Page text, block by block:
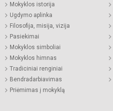
Mokyklos istorija
Ugdymo aplinka
Filosofija, misija, vizija
Pasiekimai
Mokyklos simboliai
Mokyklos himnas
Tradiciniai renginiai
Bendradarbiavimas
Priėmimas į mokyklą